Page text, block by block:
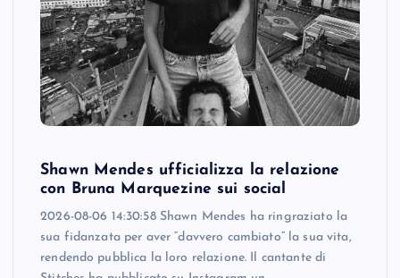
Shawn Mendes ufficializza la relazione
con Bruna Marquezine sui social
2026-08-06 14:30:58 Shawn Mendes ha ringraziato la
sua fidanzata per aver “davvero cambiato” la sua vita,
rendendo pubblica la loro relazione. Il cantante di